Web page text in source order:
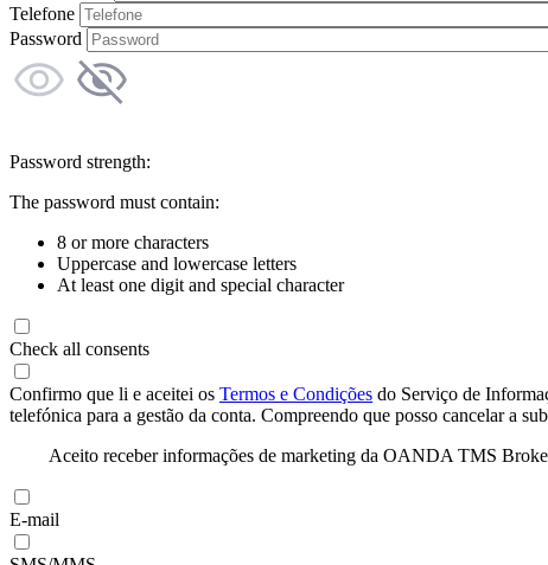
Telefone
Password
Password strength:
The password must contain:
8 or more characters
Uppercase and lowercase letters
At least one digit and special character
Check all consents
Confirmo que li e aceitei os Termos e Condições do Serviço de
telefónica para a gestão da conta. Compreendo que posso cancelar a
Aceito receber informações de marketing da OANDA TMS
E-mail